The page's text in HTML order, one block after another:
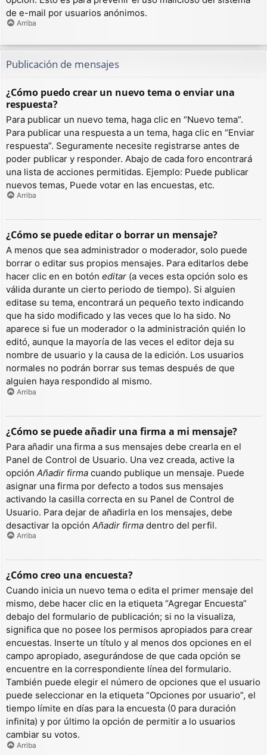
de e-mail por usuarios anónimos.
Arriba
Publicación de mensajes
¿Cómo puedo crear un nuevo tema o enviar una
respuesta?
Para publicar un nuevo tema, haga clic en “Nuevo tema”.
Para publicar una respuesta a un tema, haga clic en “Enviar
respuesta”. Seguramente necesite registrarse antes de
poder publicar y responder. Abajo de cada foro encontrará
una lista de acciones permitidas. Ejemplo: Puede publicar
nuevos temas, Puede votar en las encuestas, etc.
Arriba
¿Cómo se puede editar o borrar un mensaje?
A menos que sea administrador o moderador, solo puede
borrar o editar sus propios mensajes. Para editarlos debe
hacer clic en en botón editar (a veces esta opción solo es
válida durante un cierto periodo de tiempo). Si alguien
editase su tema, encontrará un pequeño texto indicando
que ha sido modificado y las veces que lo ha sido. No
aparece si fue un moderador o la administración quién lo
editó, aunque la mayoría de las veces el editor deja su
nombre de usuario y la causa de la edición. Los usuarios
normales no podrán borrar sus temas después de que
alguien haya respondido al mismo.
Arriba
¿Cómo se puede añadir una firma a mi mensaje?
Para añadir una firma a sus mensajes debe crearla en el
Panel de Control de Usuario. Una vez creada, active la
opción Añadir firma cuando publique un mensaje. Puede
asignar una firma por defecto a todos sus mensajes
activando la casilla correcta en su Panel de Control de
Usuario. Para dejar de añadirla en los mensajes, debe
desactivar la opción Añadir firma dentro del perfil.
Arriba
¿Cómo creo una encuesta?
Cuando inicia un nuevo tema o edita el primer mensaje del
mismo, debe hacer clic en la etiqueta “Agregar Encuesta”
debajo del formulario de publicación; si no la visualiza,
significa que no posee los permisos apropiados para crear
encuestas. Inserte un título y al menos dos opciones en el
campo apropiado, asegurándose de que cada opción se
encuentre en la correspondiente línea del formulario.
También puede elegir el número de opciones que el usuario
puede seleccionar en la etiqueta “Opciones por usuario”, el
tiempo límite en días para la encuesta (0 para duración
infinita) y por último la opción de permitir a lo usuarios
cambiar su votos.
Arriba